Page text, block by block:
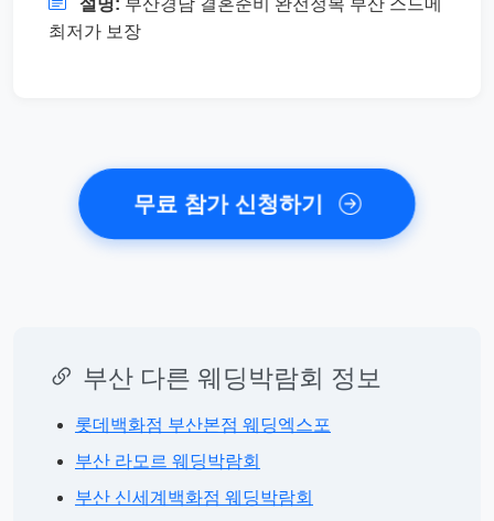
최저가 보장
무료 참가 신청하기
부산 다른 웨딩박람회 정보
롯데백화점 부산본점 웨딩엑스포
부산 라모르 웨딩박람회
부산 신세계백화점 웨딩박람회